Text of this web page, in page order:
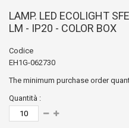
LAMP. LED ECOLIGHT
LM - IP20 - COLOR BOX
Codice
EH1G-062730
The minimum purchase order
Quantità :